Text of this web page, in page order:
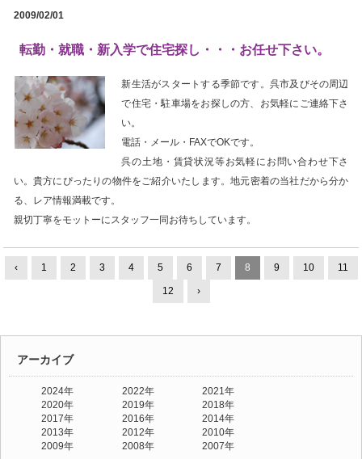
2009/02/01
転勤・就職・新入学で住宅探し・・・お任せ下さい。
新生活がスタートする季節です。呉市及びその周辺
で住宅・駐車場をお探しの方、お気軽にご連絡下さ
い。
電話・メール・FAXでOKです。
呉の土地・賃貸状況等お気軽にお問い合わせ下さ
い。貴方にぴったりの物件をご紹介いたします。地元密着の当社だから分か
る、レア情報満載です。
親切丁寧をモットーにスタッフ一同お待ちしています。
‹ 1 2 3 4 5 6 7 8 9 10 11
12 ›
アーカイブ
2024年 2022年
2021年
2020年
2019年
2018年
2017年
2016年
2014年
2013年
2012年
2010年
2009年
2008年 2007年